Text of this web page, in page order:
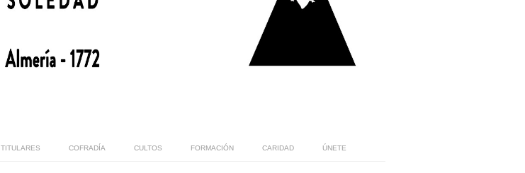
TITULARES COFRADÍA CULTOS FORMACIÓN CARIDAD ÚNETE